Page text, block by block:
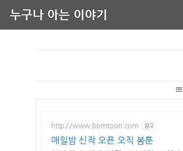
누구나 아는 이야기
http://www.bomtoon.com 광고
매일밤 신작 오픈 오직 봄툰